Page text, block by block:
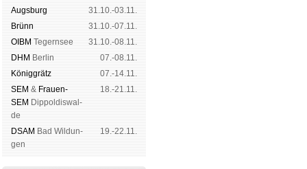
Augs­burg
31.10.-03.11.
Brünn
31.10.-07.11.
OIBM Tegern­see
31.10.-08.11.
DHM Ber­lin
07.-08.11.
König­grätz
07.-14.11.
SEM & Frauen-
SEM Dip­pol­dis­wal­
de
18.-21.11.
DSAM Bad Wil­dun­
gen
19.-22.11.